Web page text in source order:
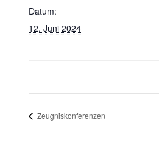
Datum:
12. Juni 2024
Zeugniskonferenzen